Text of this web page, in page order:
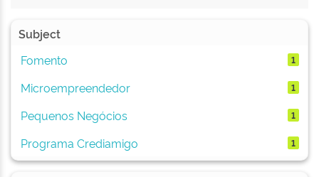
Subject
Fomento
1
Microempreendedor 1
Pequenos Negócios 1
Programa Crediamigo 1